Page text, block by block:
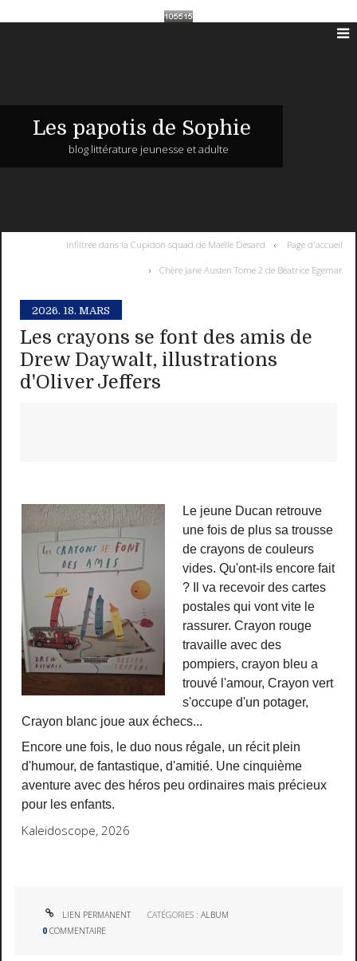
Les papotis de Sophie
blog littérature jeunesse et adulte
Infiltrée dans la Cupidon squad de Maëlle Desard Page d'accueil
Chère Jane Austen Tome 2 de Béatrice Egemar
2026. 18. MARS
Les crayons se font des amis de
Drew Daywalt, illustrations
d'Oliver Jeffers
Le jeune Ducan retrouve
une fois de plus sa trousse
de crayons de couleurs
vides. Qu'ont-ils encore fait
? Il va recevoir des cartes
postales qui vont vite le
rassurer. Crayon rouge
travaille avec des
pompiers, crayon bleu a
trouvé l'amour, Crayon vert
s'occupe d'un potager,
Crayon blanc joue aux échecs...
Encore une fois, le duo nous régale, un récit plein
d'humour, de fantastique, d'amitié. Une cinquième
aventure avec des héros peu ordinaires mais précieux
pour les enfants.
Kaleidoscope, 2026
LIEN PERMANENT CATÉGORIES :ALBUM
0 COMMENTAIRE